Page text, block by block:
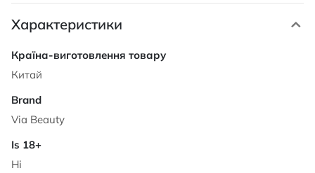
Характеристики
Характеристики
Китай
Via Beauty
Ні